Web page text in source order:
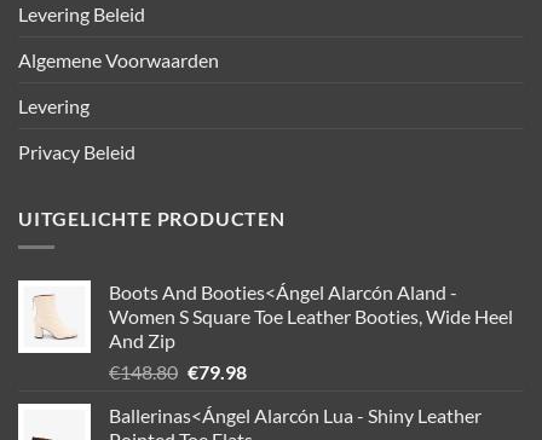
Levering Beleid
Algemene Voorwaarden
Levering
Privacy Beleid
UITGELICHTE PRODUCTEN
Boots And Booties<Ángel Alarcón Aland -
Women S Square Toe Leather Booties, Wide Heel
And Zip
€148.80 Oorspronkelijke
was:
€79.98Huidige
is:
Ballerinas<Ángel Alarcón Lua - Shiny Leather